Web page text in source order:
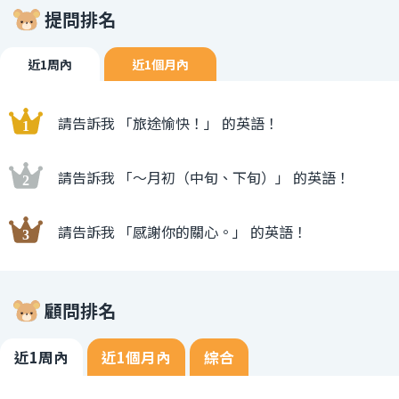
提問排名
近1周內 近1個月內
請告訴我 「旅途愉快！」 的英語！
請告訴我 「〜月初（中旬、下旬）」 的英語！
請告訴我 「感謝你的關心。」 的英語！
顧問排名
近1周內 近1個月內 綜合